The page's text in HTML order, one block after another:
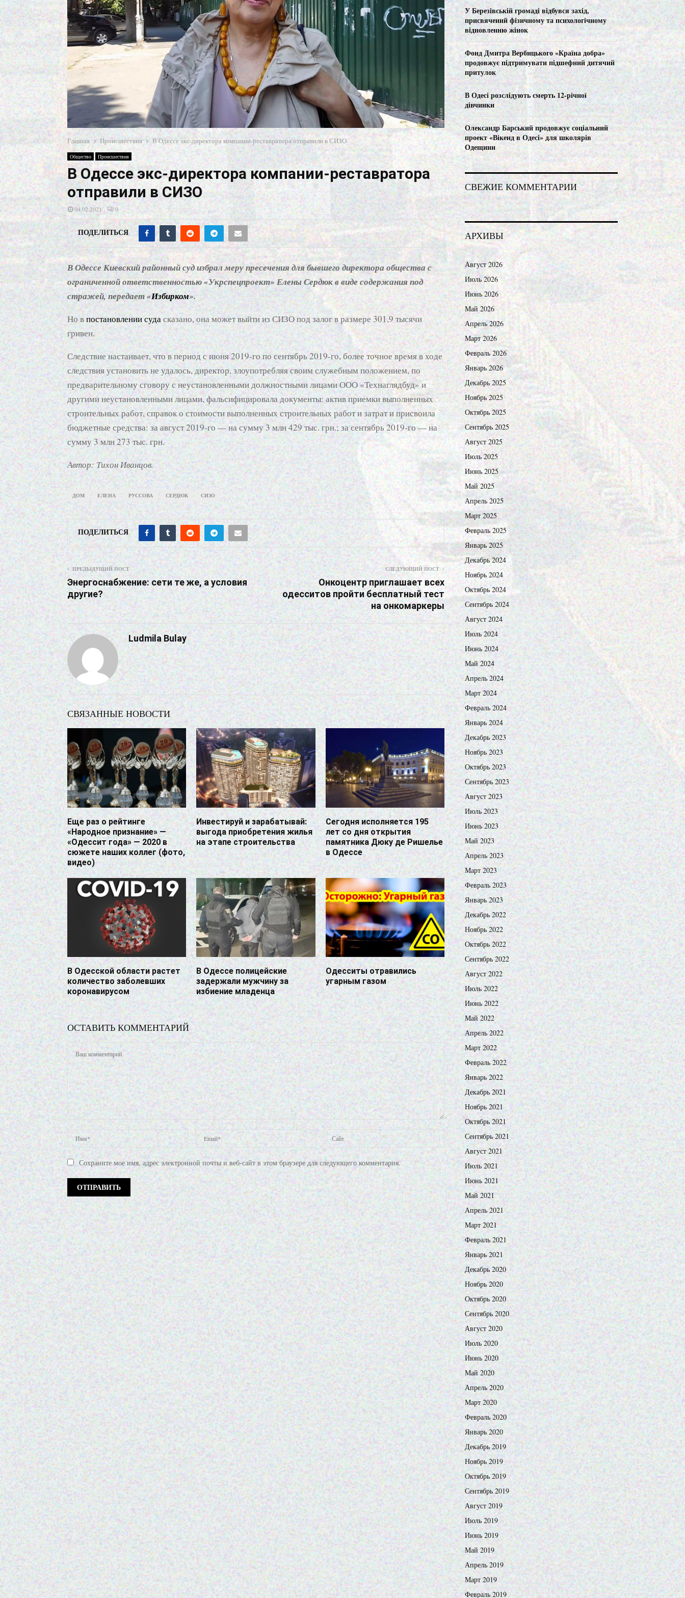
Главная Происшествия В Одессе экс-директора компании-реставратора отправили в СИЗО
Общество Происшествия
В Одессе экс-директора компании-реставратора
отправили в СИЗО
04.02.2021 0
ПОДЕЛИТЬСЯ
В Одессе Киевский районный суд избрал меру пресечения для бывшего директора общества с
ограниченной ответственностью «Укрспецпроект» Елены Сердюк в виде содержания под
стражей, передает «Избирком».
Но впостановлении судасказано, она может выйти из СИЗО под залог в размере 301,9 тысячи
гривен.
Следствие настаивает, что в период с июня 2019-го по сентябрь 2019-го, более точное время в ходе
следствия установить не удалось, директор, злоупотребляя своим служебным положением, по
предварительному сговору с неустановленными должностными лицами ООО «Технаглядбуд» и
другими неустановленными лицами, фальсифицировала документы: актив приемки выполненных
строительных работ, справок о стоимости выполненных строительных работ и затрат и присвоила
бюджетные средства: за август 2019-го — на сумму 3 млн 429 тыс. грн.; за сентябрь 2019-го — на
сумму 3 млн 273 тыс. грн.
Автор: Тихон Иванцов.
ДОМ ЕЛЕНА РУССОВА СЕРДЮК СИЗО
ПОДЕЛИТЬСЯ
ПРЕДЫДУЩИЙ ПОСТ
Энергоснабжение: сети те же, а условия
другие?
СЛЕДУЮЩИЙ ПОСТ
Онкоцентр приглашает всех
одесситов пройти бесплатный тест
на онкомаркеры
Ludmila Bulay
СВЯЗАННЫЕ НОВОСТИ
Еще раз о рейтинге
«Народное признание» —
«Одессит года» — 2020 в
сюжете наших коллег (фото,
видео)
Инвестируй и зарабатывай:
выгода приобретения жилья
на этапе строительства
Сегодня исполняется 195
лет со дня открытия
памятника Дюку де Ришелье
в Одессе
В Одесской области растет
количество заболевших
коронавирусом
В Одессе полицейские
задержали мужчину за
избиение младенца
Одесситы отравились
угарным газом
ОСТАВИТЬ КОММЕНТАРИЙ
Сохраните мое имя, адрес электронной почты и веб-сайт в этом браузере для следующего комментария.
C
H
У Березівській громаді відбувся захід,
присвячений фізичному та психологічному
відновленню жінок
Фонд Дмитра Вербицького «Країна добра»
продовжує підтримувати підшефний дитячий
притулок
В Одесі розслідують смерть 12-річної
дівчинки
Олександр Барський продовжує соціальний
проект «Вікенд в Одесі» для школярів
Одещини
СВЕЖИЕ КОММЕНТАРИИ
АРХИВЫ
Август 2026
Июль 2026
Июнь 2026
Май 2026
Апрель 2026
Март 2026
Февраль 2026
Январь 2026
Декабрь 2025
Ноябрь 2025
Октябрь 2025
Сентябрь 2025
Август 2025
Июль 2025
Июнь 2025
Май 2025
Апрель 2025
Март 2025
Февраль 2025
Январь 2025
Декабрь 2024
Ноябрь 2024
Октябрь 2024
Сентябрь 2024
Август 2024
Июль 2024
Июнь 2024
Май 2024
Апрель 2024
Март 2024
Февраль 2024
Январь 2024
Декабрь 2023
Ноябрь 2023
Октябрь 2023
Сентябрь 2023
Август 2023
Июль 2023
Июнь 2023
Май 2023
Апрель 2023
Март 2023
Февраль 2023
Январь 2023
Декабрь 2022
Ноябрь 2022
Октябрь 2022
Сентябрь 2022
Август 2022
Июль 2022
Июнь 2022
Май 2022
Апрель 2022
Март 2022
Февраль 2022
Январь 2022
Декабрь 2021
Ноябрь 2021
Октябрь 2021
Сентябрь 2021
Август 2021
Июль 2021
Июнь 2021
Май 2021
Апрель 2021
Март 2021
Февраль 2021
Январь 2021
Декабрь 2020
Ноябрь 2020
Октябрь 2020
Сентябрь 2020
Август 2020
Июль 2020
Июнь 2020
Май 2020
Апрель 2020
Март 2020
Февраль 2020
Январь 2020
Декабрь 2019
Ноябрь 2019
Октябрь 2019
Сентябрь 2019
Август 2019
Июль 2019
Июнь 2019
Май 2019
Апрель 2019
Март 2019
Февраль 2019